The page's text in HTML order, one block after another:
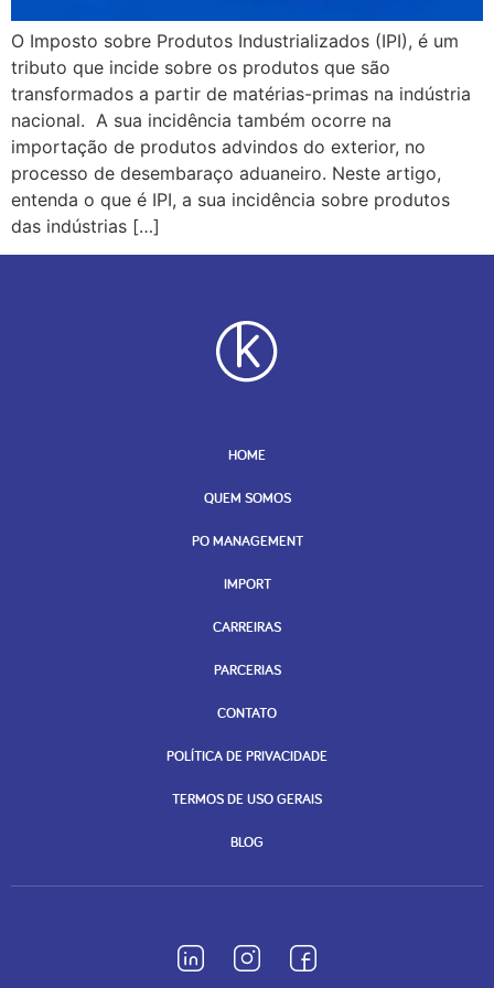
O Imposto sobre Produtos Industrializados (IPI), é um
tributo que incide sobre os produtos que são
transformados a partir de matérias-primas na indústria
nacional. A sua incidência também ocorre na
importação de produtos advindos do exterior, no
processo de desembaraço aduaneiro. Neste artigo,
entenda o que é IPI, a sua incidência sobre produtos
das indústrias […]
HOME
QUEM SOMOS
PO MANAGEMENT
IMPORT
CARREIRAS
PARCERIAS
CONTATO
POLÍTICA DE PRIVACIDADE
TERMOS DE USO GERAIS
BLOG